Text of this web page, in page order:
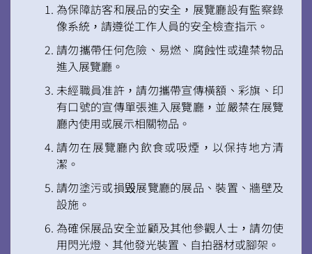
為保障訪客和展品的安全，展覽廳設有監察錄
像系統，請遵從工作人員的安全檢查指示。
請勿攜帶任何危險、易燃、腐蝕性或違禁物品
進入展覽廳。
未經職員准許，請勿攜帶宣傳橫額、彩旗、印
有口號的宣傳單張進入展覽廳，並嚴禁在展覽
廳內使用或展示相關物品。
請勿在展覽廳內飲食或吸煙，以保持地方清
潔。
請勿塗污或損毁展覽廳的展品、裝置、牆壁及
設施。
為確保展品安全並顧及其他參觀人士，請勿使
用閃光燈、其他發光裝置、自拍器材或腳架。
掃一掃關注我們的社交媒體，緊貼最新資訊！
微信 微博 小紅書